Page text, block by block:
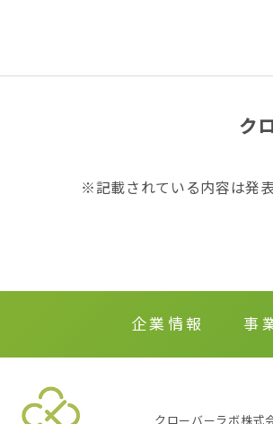
ク
※記載されている内容は発
企業情報 事
クローバーラボ株式